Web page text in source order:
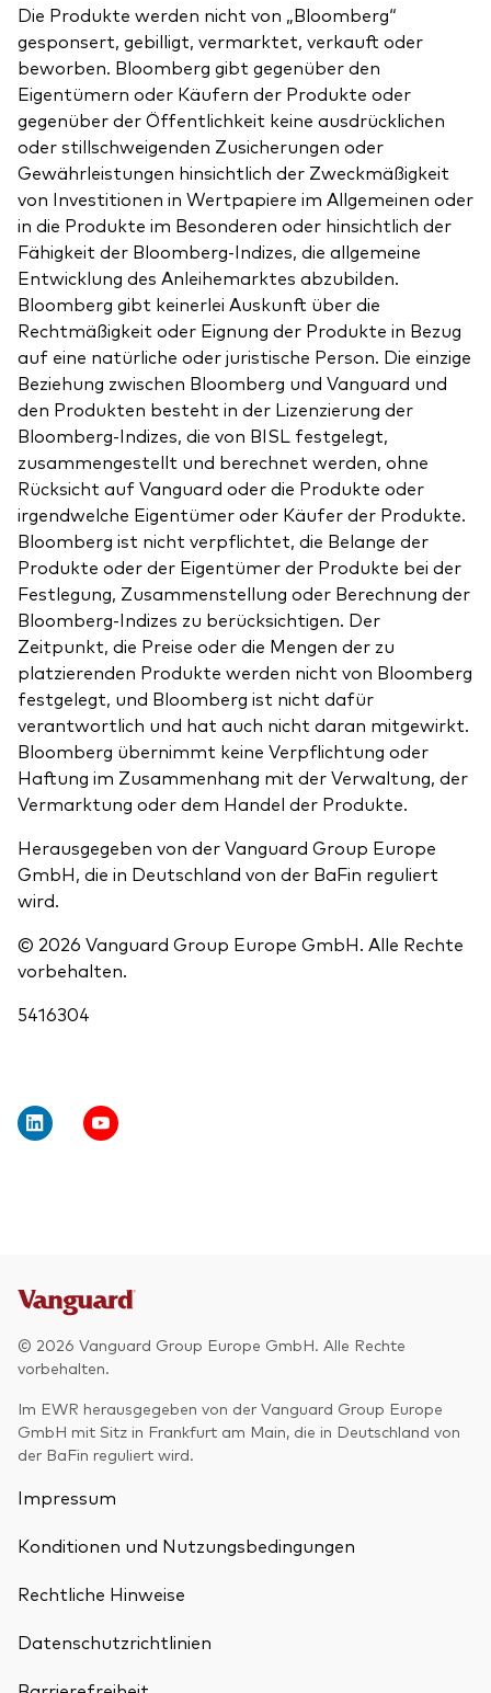
Die Produkte werden nicht von „Bloomberg“
gesponsert, gebilligt, vermarktet, verkauft oder
beworben. Bloomberg gibt gegenüber den
Eigentümern oder Käufern der Produkte oder
gegenüber der Öffentlichkeit keine ausdrücklichen
oder stillschweigenden Zusicherungen oder
Gewährleistungen hinsichtlich der Zweckmäßigkeit
von Investitionen in Wertpapiere im Allgemeinen oder
in die Produkte im Besonderen oder hinsichtlich der
Fähigkeit der Bloomberg-Indizes, die allgemeine
Entwicklung des Anleihemarktes abzubilden.
Bloomberg gibt keinerlei Auskunft über die
Rechtmäßigkeit oder Eignung der Produkte in Bezug
auf eine natürliche oder juristische Person. Die einzige
Beziehung zwischen Bloomberg und Vanguard und
den Produkten besteht in der Lizenzierung der
Bloomberg-Indizes, die von BISL festgelegt,
zusammengestellt und berechnet werden, ohne
Rücksicht auf Vanguard oder die Produkte oder
irgendwelche Eigentümer oder Käufer der Produkte.
Bloomberg ist nicht verpflichtet, die Belange der
Produkte oder der Eigentümer der Produkte bei der
Festlegung, Zusammenstellung oder Berechnung der
Bloomberg-Indizes zu berücksichtigen. Der
Zeitpunkt, die Preise oder die Mengen der zu
platzierenden Produkte werden nicht von Bloomberg
festgelegt, und Bloomberg ist nicht dafür
verantwortlich und hat auch nicht daran mitgewirkt.
Bloomberg übernimmt keine Verpflichtung oder
Haftung im Zusammenhang mit der Verwaltung, der
Vermarktung oder dem Handel der Produkte.
Herausgegeben von der Vanguard Group Europe
GmbH, die in Deutschland von der BaFin reguliert
wird.
© 2026 Vanguard Group Europe GmbH. Alle Rechte
vorbehalten.
5416304
© 2026 Vanguard Group Europe GmbH. Alle Rechte
vorbehalten.
Im EWR herausgegeben von der Vanguard Group Europe
GmbH mit Sitz in Frankfurt am Main, die in Deutschland von
der BaFin reguliert wird.
Impressum
Konditionen und Nutzungsbedingungen
Rechtliche Hinweise
Datenschutzrichtlinien